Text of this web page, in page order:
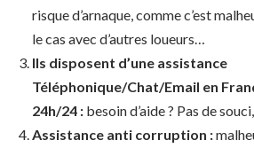
risque d’arnaque, comme c’est
le cas avec d’autres loueurs…
Ils disposent d’une assistance
Téléphonique/Chat/Email en
24h/24 : besoin d’aide ? Pas de
Assistance anti corruption :